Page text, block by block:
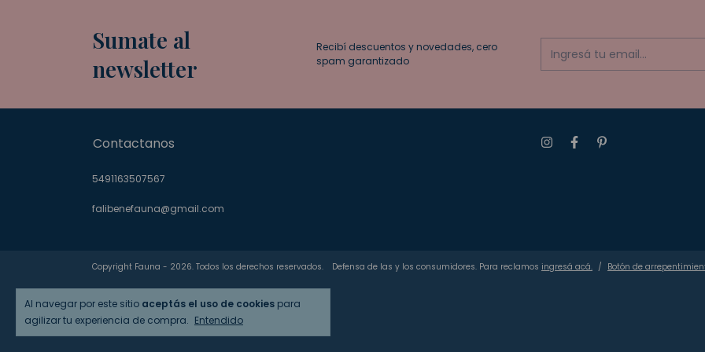
Al navegar por este sitio aceptás el uso de cookies para
agilizar tu experiencia de compra. Entendido
Sumate al
newsletter
Recibí descuentos y novedades, cero
spam garantizado
Contactanos
5491163507567
falibenefauna@gmail.com
Copyright Fauna - 2026. Todos los derechos reservados. Defensa de las y los consumidores. Para reclamos ingresá acá. / Botón de